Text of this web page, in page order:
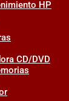
HP
CD/DVD